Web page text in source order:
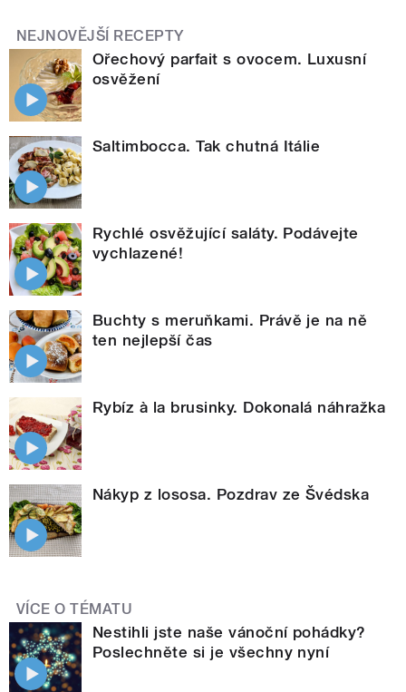
NEJNOVĚJŠÍ RECEPTY
Ořechový parfait s ovocem. Luxusní
osvěžení
Saltimbocca. Tak chutná Itálie
Rychlé osvěžující saláty. Podávejte
vychlazené!
Buchty s meruňkami. Právě je na ně
ten nejlepší čas
Rybíz à la brusinky. Dokonalá náhražka
Nákyp z lososa. Pozdrav ze Švédska
VÍCE O TÉMATU
Nestihli jste naše vánoční pohádky?
Poslechněte si je všechny nyní